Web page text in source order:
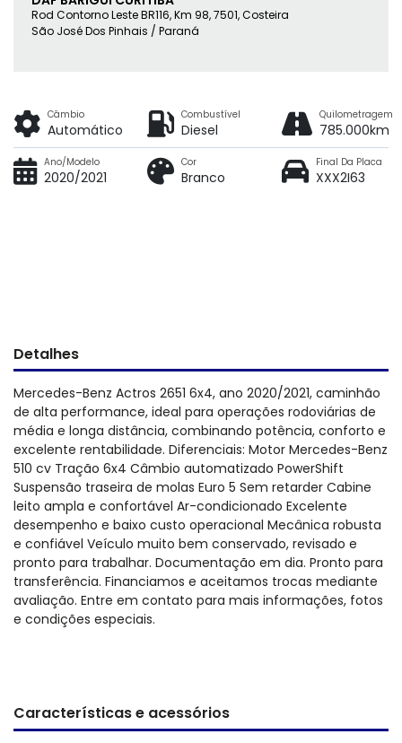
Rod Contorno Leste BR116, Km 98, 7501, Costeira
São José Dos Pinhais / Paraná
Câmbio
Automático
Combustível
Diesel
Quilometragem
785.000km
Ano/Modelo
2020/2021
Cor
Branco
Final Da Placa
XXX2I63
Detalhes
Mercedes-Benz Actros 2651 6x4, ano 2020/2021, caminhão
de alta performance, ideal para operações rodoviárias de
média e longa distância, combinando potência, conforto e
excelente rentabilidade. Diferenciais: Motor Mercedes-Benz
510 cv Tração 6x4 Câmbio automatizado PowerShift
Suspensão traseira de molas Euro 5 Sem retarder Cabine
leito ampla e confortável Ar-condicionado Excelente
desempenho e baixo custo operacional Mecânica robusta
e confiável Veículo muito bem conservado, revisado e
pronto para trabalhar. Documentação em dia. Pronto para
transferência. Financiamos e aceitamos trocas mediante
avaliação. Entre em contato para mais informações, fotos
e condições especiais.
Características e acessórios